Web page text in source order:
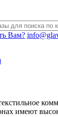
Вам?
имеют